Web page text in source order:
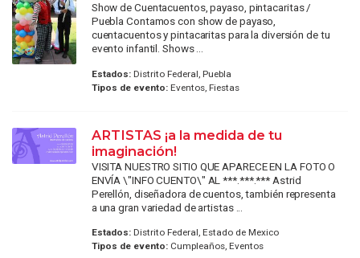
Show de Cuentacuentos, payaso, pintacaritas /
Puebla Contamos con show de payaso,
cuentacuentos y pintacaritas para la diversión de tu
evento infantil. Shows ...
Estados:Distrito Federal, Puebla
Tipos de evento:Eventos, Fiestas
ARTISTAS ¡a la medida de tu
imaginación!
VISITA NUESTRO SITIO QUE APARECE EN LA FOTO O
ENVÍA \"INFO CUENTO\" AL ***.***.*** Astrid
Perellón, diseñadora de cuentos, también representa
a una gran variedad de artistas ...
Estados:Distrito Federal, Estado de Mexico
Tipos de evento:Cumpleaños, Eventos